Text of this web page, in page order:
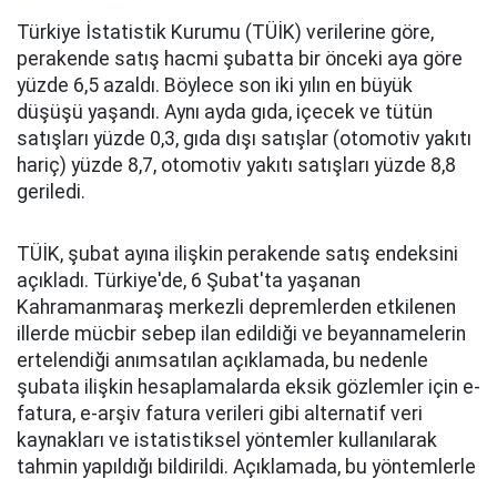
Türkiye İstatistik Kurumu (TÜİK) verilerine göre,
perakende satış hacmi şubatta bir önceki aya göre
yüzde 6,5 azaldı. Böylece son iki yılın en büyük
düşüşü yaşandı. Aynı ayda gıda, içecek ve tütün
satışları yüzde 0,3, gıda dışı satışlar (otomotiv yakıtı
hariç) yüzde 8,7, otomotiv yakıtı satışları yüzde 8,8
geriledi.
TÜİK, şubat ayına ilişkin perakende satış endeksini
açıkladı. Türkiye'de, 6 Şubat'ta yaşanan
Kahramanmaraş merkezli depremlerden etkilenen
illerde mücbir sebep ilan edildiği ve beyannamelerin
ertelendiği anımsatılan açıklamada, bu nedenle
şubata ilişkin hesaplamalarda eksik gözlemler için e-
fatura, e-arşiv fatura verileri gibi alternatif veri
kaynakları ve istatistiksel yöntemler kullanılarak
tahmin yapıldığı bildirildi. Açıklamada, bu yöntemlerle